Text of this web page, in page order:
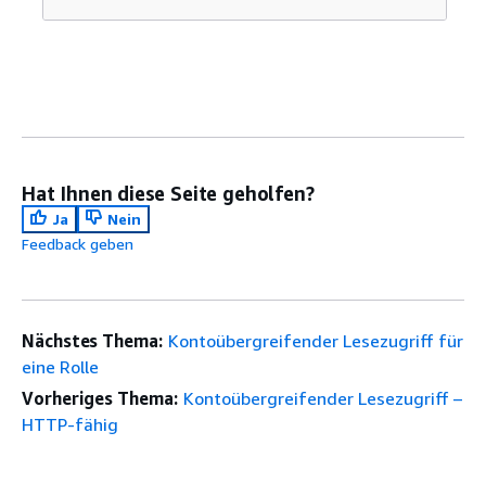
Hat Ihnen diese Seite geholfen?
Ja
Nein
Feedback geben
Nächstes Thema: Kontoübergreifender Lesezugriff für
eine Rolle
Vorheriges Thema: Kontoübergreifender Lesezugriff –
HTTP-fähig